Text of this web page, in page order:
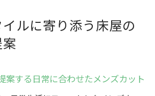
ルに寄り添う床屋の
案する日常に合わせたメンズカット